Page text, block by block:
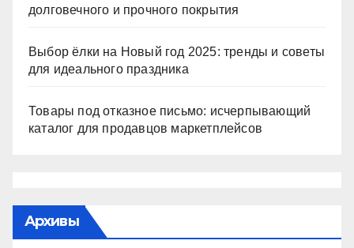
долговечного и прочного покрытия
Выбор ёлки на Новый год 2025: тренды и советы
для идеального праздника
Товары под отказное письмо: исчерпывающий
каталог для продавцов маркетплейсов
Архивы